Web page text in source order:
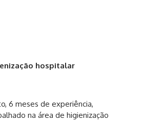
hospitalar
6 meses de experiência,
na área de higienização